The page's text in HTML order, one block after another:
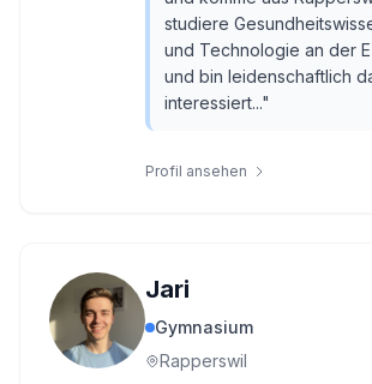
studiere
und Technologie an der
und bin leidenschaftlich
interessiert..."
Profil ansehen
Jari
Gymnasium
Rapperswil